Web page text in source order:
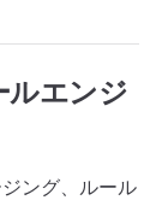
ルエンジ
ング、ルール